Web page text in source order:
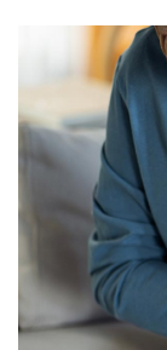
Kariera
Galeria
Kontakt
502